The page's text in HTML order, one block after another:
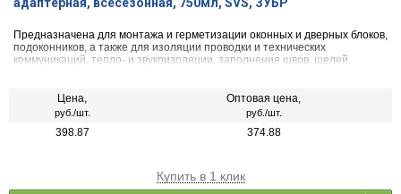
адаптерная, всесезонная, 750мл, SVS, ЗУБР
Предназначена для монтажа и герметизации оконных и дверных блоков,
подоконников, а также для изоляции проводки и технических
коммуникаций, тепло- и звукоизоляции, заполнения швов, щелей,
Цена,
руб./шт.
Оптовая цена,
руб./шт.
398.87 374.88
Купить в 1 клик